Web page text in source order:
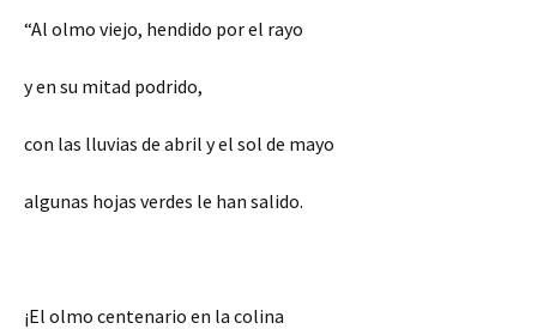
“Al olmo viejo, hendido por el rayo
y en su mitad podrido,
con las lluvias de abril y el sol de mayo
algunas hojas verdes le han salido.
¡El olmo centenario en la colina